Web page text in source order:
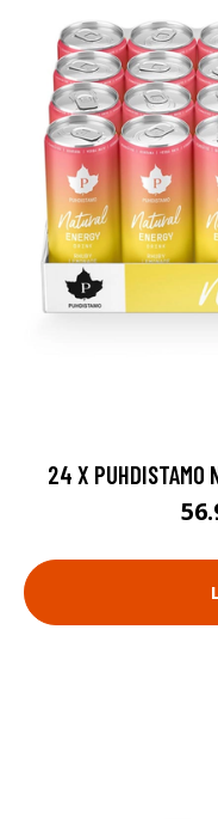
24 X PUHDISTAMO